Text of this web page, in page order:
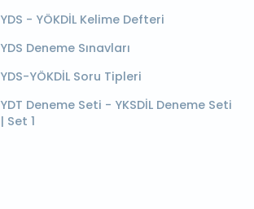
YDS - YÖKDİL Kelime Defteri
YDS Deneme Sınavları
YDS-YÖKDİL Soru Tipleri
YDT Deneme Seti - YKSDİL Deneme Seti
| Set 1